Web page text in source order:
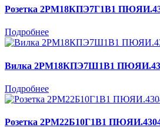
Розетка 2РМ18КПЭ7Г1В1
Подробнее
Вилка 2РМ18КПЭ7Ш1В1
Подробнее
Розетка 2РМ22Б10Г1В1